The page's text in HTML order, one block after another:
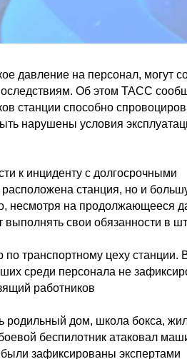
давление на персонал, могут
Об этом ТАСС
станции способно
нарушены условия
к инциденту с долгосрочными
расположена станция, но и
несмотря на продолжающееся
выполнять свои обязанности в
транспортному цеху станции.
среди персонала не
работников
родильный дом, школа бокса,
беспилотник атаковал
зафиксированы экспертами